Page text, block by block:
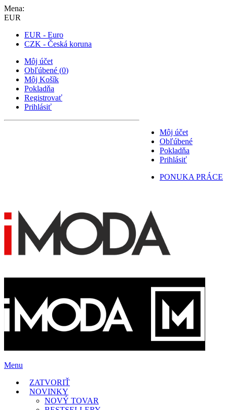
Mena:
EUR
EUR - Euro
CZK - Česká koruna
Môj účet
Obľúbené (0)
Môj Košík
Pokladňa
Registrovať
Prihlásiť
Môj účet
Obľúbené
Pokladňa
Prihlásiť
PONUKA PRÁCE
Menu
ZATVORIŤ
NOVINKY
NOVÝ TOVAR